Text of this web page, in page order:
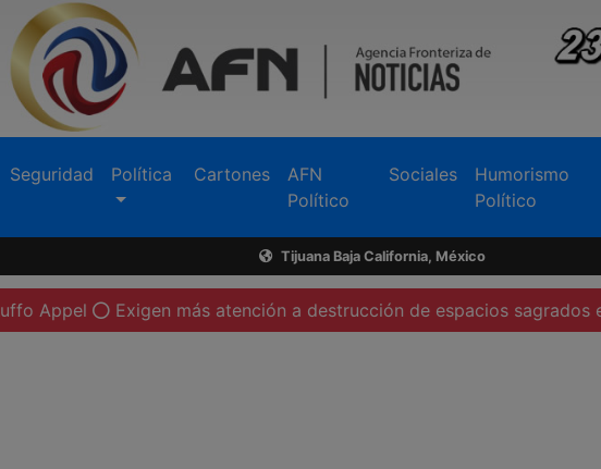
Seguridad Política Cartones
AFN
Político
Sociales
Humorismo
Político
Tijuana Baja California, México
Exigen más atención a destrucción de espacios sagrados en Tecate